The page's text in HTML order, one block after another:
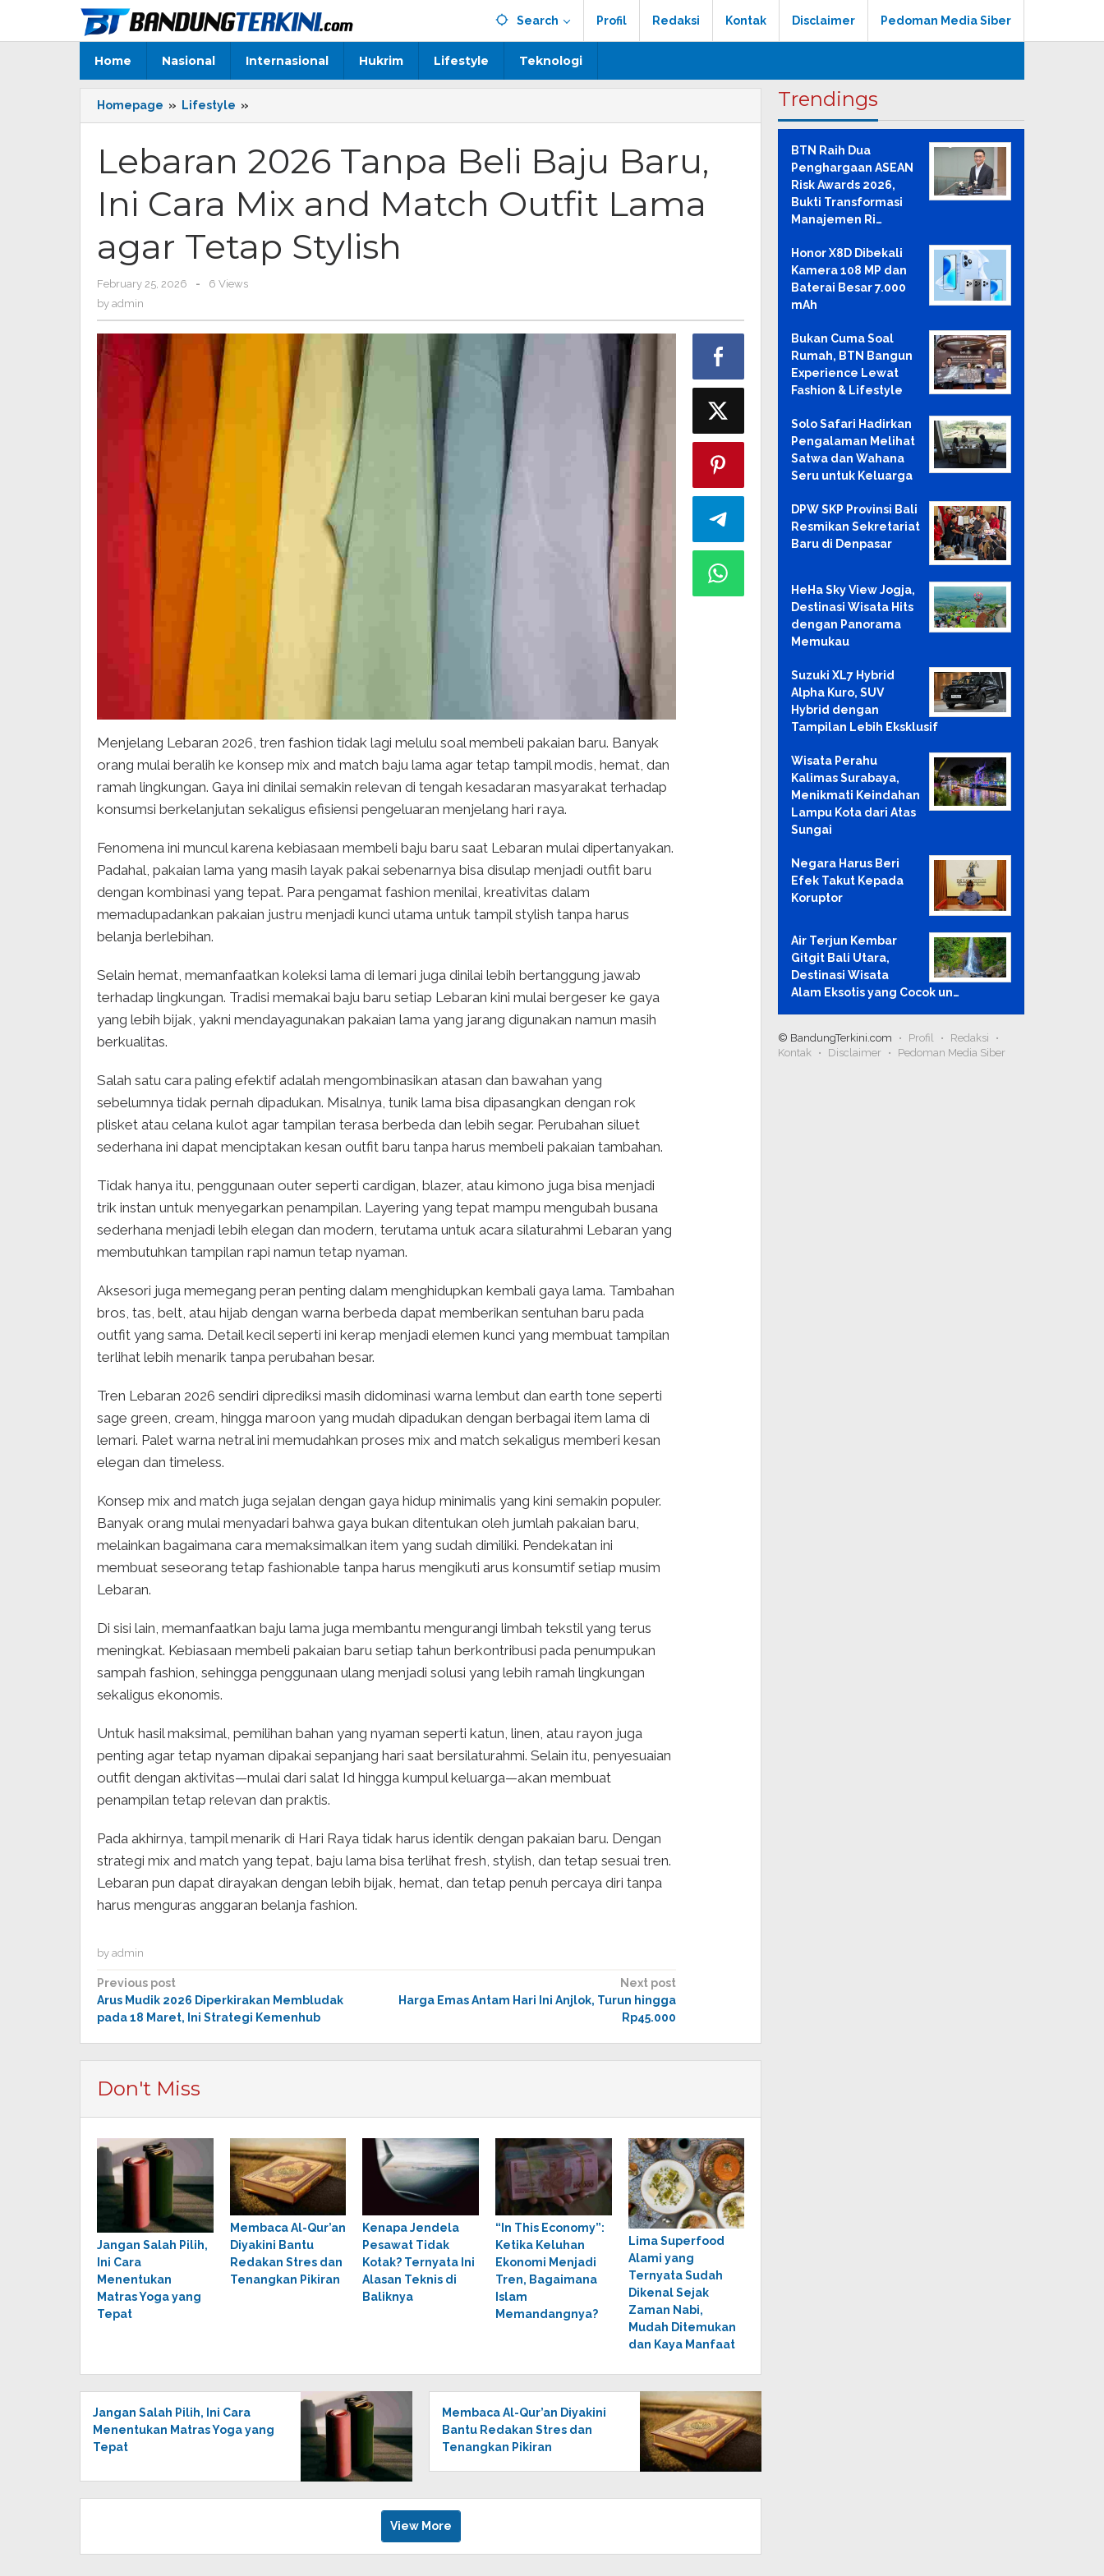
content
Search Profil Redaksi Kontak Disclaimer Pedoman Media Siber
Home Nasional Internasional Hukrim Lifestyle Teknologi
Homepage » Lifestyle »
2026
Beli
Baju
Baru,
Ini
Mix
and
Lebaran 2026 Tanpa Beli Baju Baru,
Ini Cara Mix and Match Outfit Lama
agar Tetap Stylish
February 25, 2026
by
-
6 Views
by admin
Menjelang Lebaran 2026, tren fashion tidak lagi melulu soal membeli pakaian baru. Banyak
orang mulai beralih ke konsep mix and match baju lama agar tetap tampil modis, hemat, dan
ramah lingkungan. Gaya ini dinilai semakin relevan di tengah kesadaran masyarakat terhadap
konsumsi berkelanjutan sekaligus efisiensi pengeluaran menjelang hari raya.
Fenomena ini muncul karena kebiasaan membeli baju baru saat Lebaran mulai dipertanyakan.
Padahal, pakaian lama yang masih layak pakai sebenarnya bisa disulap menjadi outfit baru
dengan kombinasi yang tepat. Para pengamat fashion menilai, kreativitas dalam
memadupadankan pakaian justru menjadi kunci utama untuk tampil stylish tanpa harus
belanja berlebihan.
Selain hemat, memanfaatkan koleksi lama di lemari juga dinilai lebih bertanggung jawab
terhadap lingkungan. Tradisi memakai baju baru setiap Lebaran kini mulai bergeser ke gaya
yang lebih bijak, yakni mendayagunakan pakaian lama yang jarang digunakan namun masih
berkualitas.
Salah satu cara paling efektif adalah mengombinasikan atasan dan bawahan yang
sebelumnya tidak pernah dipadukan. Misalnya, tunik lama bisa dipasangkan dengan rok
plisket atau celana kulot agar tampilan terasa berbeda dan lebih segar. Perubahan siluet
sederhana ini dapat menciptakan kesan outfit baru tanpa harus membeli pakaian tambahan.
Tidak hanya itu, penggunaan outer seperti cardigan, blazer, atau kimono juga bisa menjadi
trik instan untuk menyegarkan penampilan. Layering yang tepat mampu mengubah busana
sederhana menjadi lebih elegan dan modern, terutama untuk acara silaturahmi Lebaran yang
membutuhkan tampilan rapi namun tetap nyaman.
Aksesori juga memegang peran penting dalam menghidupkan kembali gaya lama. Tambahan
bros, tas, belt, atau hijab dengan warna berbeda dapat memberikan sentuhan baru pada
outfit yang sama. Detail kecil seperti ini kerap menjadi elemen kunci yang membuat tampilan
terlihat lebih menarik tanpa perubahan besar.
Tren Lebaran 2026 sendiri diprediksi masih didominasi warna lembut dan earth tone seperti
sage green, cream, hingga maroon yang mudah dipadukan dengan berbagai item lama di
lemari. Palet warna netral ini memudahkan proses mix and match sekaligus memberi kesan
elegan dan timeless.
Konsep mix and match juga sejalan dengan gaya hidup minimalis yang kini semakin populer.
Banyak orang mulai menyadari bahwa gaya bukan ditentukan oleh jumlah pakaian baru,
melainkan bagaimana cara memaksimalkan item yang sudah dimiliki. Pendekatan ini
membuat seseorang tetap fashionable tanpa harus mengikuti arus konsumtif setiap musim
Lebaran.
Di sisi lain, memanfaatkan baju lama juga membantu mengurangi limbah tekstil yang terus
meningkat. Kebiasaan membeli pakaian baru setiap tahun berkontribusi pada penumpukan
sampah fashion, sehingga penggunaan ulang menjadi solusi yang lebih ramah lingkungan
sekaligus ekonomis.
Untuk hasil maksimal, pemilihan bahan yang nyaman seperti katun, linen, atau rayon juga
penting agar tetap nyaman dipakai sepanjang hari saat bersilaturahmi. Selain itu, penyesuaian
outfit dengan aktivitas—mulai dari salat Id hingga kumpul keluarga—akan membuat
penampilan tetap relevan dan praktis.
Pada akhirnya, tampil menarik di Hari Raya tidak harus identik dengan pakaian baru. Dengan
strategi mix and match yang tepat, baju lama bisa terlihat fresh, stylish, dan tetap sesuai tren.
Lebaran pun dapat dirayakan dengan lebih bijak, hemat, dan tetap penuh percaya diri tanpa
harus menguras anggaran belanja fashion.
by admin
Post
navigation
Previous post
Arus Mudik 2026 Diperkirakan Membludak
pada 18 Maret, Ini Strategi Kemenhub
Next post
Harga Emas Antam Hari Ini Anjlok, Turun hingga
Rp45.000
Don't Miss
Jangan Salah Pilih,
Ini Cara
Menentukan
Matras Yoga yang
Tepat
Membaca Al-Qur’an
Diyakini Bantu
Redakan Stres dan
Tenangkan Pikiran
Kenapa Jendela
Pesawat Tidak
Kotak? Ternyata Ini
Alasan Teknis di
Baliknya
“In This Economy”:
Ketika Keluhan
Ekonomi Menjadi
Tren, Bagaimana
Islam
Memandangnya?
Lima Superfood
Alami yang
Ternyata Sudah
Dikenal Sejak
Zaman Nabi,
Mudah Ditemukan
dan Kaya Manfaat
Jangan Salah Pilih, Ini Cara
Menentukan Matras Yoga yang
Tepat
Membaca Al-Qur’an Diyakini
Bantu Redakan Stres dan
Tenangkan Pikiran
View More
Trendings
BTN Raih Dua
Penghargaan ASEAN
Risk Awards 2026,
Bukti Transformasi
Manajemen Ri…
Honor X8D Dibekali
Kamera 108 MP dan
Baterai Besar 7.000
mAh
Bukan Cuma Soal
Rumah, BTN Bangun
Experience Lewat
Fashion & Lifestyle
Solo Safari Hadirkan
Pengalaman Melihat
Satwa dan Wahana
Seru untuk Keluarga
DPW SKP Provinsi Bali
Resmikan Sekretariat
Baru di Denpasar
HeHa Sky View Jogja,
Destinasi Wisata Hits
dengan Panorama
Memukau
Suzuki XL7 Hybrid
Alpha Kuro, SUV
Hybrid dengan
Tampilan Lebih Eksklusif
Wisata Perahu
Kalimas Surabaya,
Menikmati Keindahan
Lampu Kota dari Atas
Sungai
Negara Harus Beri
Efek Takut Kepada
Koruptor
Air Terjun Kembar
Gitgit Bali Utara,
Destinasi Wisata
Alam Eksotis yang Cocok un…
© BandungTerkini.com Profil
Redaksi
Kontak
Disclaimer Pedoman Media Siber